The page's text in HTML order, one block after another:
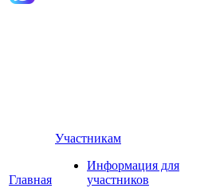
Главная
Участникам
Информация для
участников